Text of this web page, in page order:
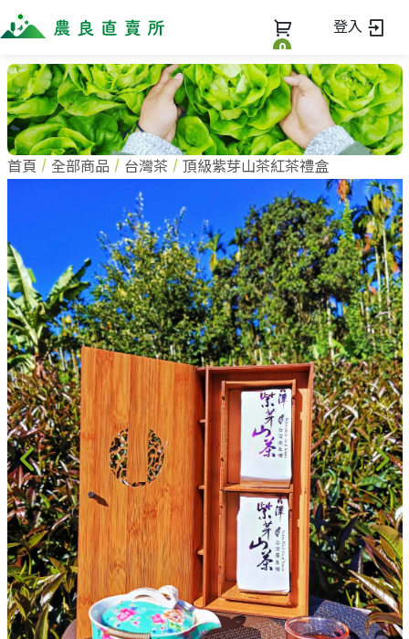
0
登入
全部商品
全部商品
當季優質水果專區
禮盒專區
新鮮蔬菜
米、雜糧
麵食、米粉
油、醬油
調味、醬料
加工食品
果乾、點心
果醬、蜂蜜
台灣茶
咖啡
花果茶飲
加工飲品
花卉
加工生活用品
原民特區
農會商品
最新消息
農企業
小農
農會
蔬果文化
美味食譜
常見問題
關於我們
關於我們
加入我們
訂單查詢
登入
首頁 全部商品 台灣茶 頂級紫芽山茶紅茶禮盒